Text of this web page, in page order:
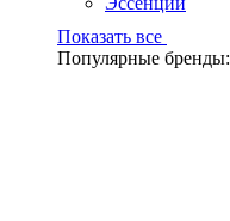
Показать все
Популярные бренды: